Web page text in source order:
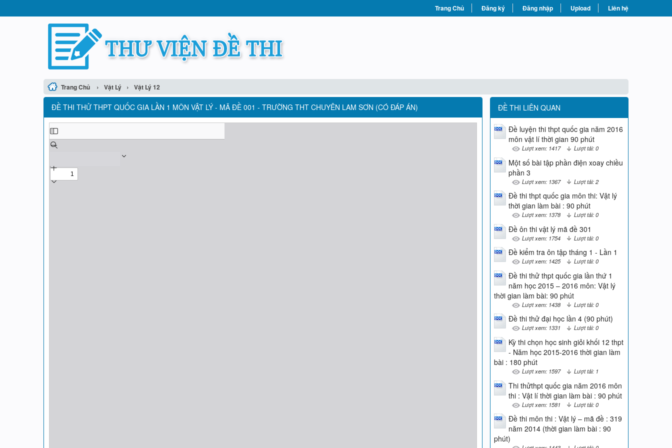
Trang Chủ Đăng ký Đăng nhập Upload Liên hệ
Trang Chủ › Vật Lý › Vật Lý 12
ĐỀ THI THỬ THPT QUỐC GIA LẦN 1 MÔN VẬT LÝ - MÃ ĐỀ 001 - TRƯỜNG THT CHUYÊN LAM SƠN (CÓ ĐÁP ÁN) ĐỀ THI LIÊN QUAN
Đề luyện thi thpt quốc gia năm 2016
môn vật lí thời gian 90 phút
Lượt xem: 1417 Lượt tải: 0
Một số bài tập phần điện xoay chiều
phần 3
Lượt xem: 1367 Lượt tải: 2
Đề thi thpt quốc gia môn thi: Vật lý
thời gian làm bài : 90 phút
Lượt xem: 1378 Lượt tải: 0
Đề ôn thi vật lý mã đề 301
Lượt xem: 1754 Lượt tải: 0
Đề kiểm tra ôn tập tháng 1 - Lần 1
Lượt xem: 1425 Lượt tải: 0
Đề thi thử thpt quốc gia lần thứ 1
năm học 2015 – 2016 môn: Vật lý
thời gian làm bài: 90 phút
Lượt xem: 1438 Lượt tải: 0
Đề thi thử đại học lần 4 (90 phút)
Lượt xem: 1331 Lượt tải: 0
Kỳ thi chọn học sinh giỏi khối 12 thpt
- Năm học 2015-2016 thời gian làm
bài : 180 phút
Lượt xem: 1597 Lượt tải: 1
Thi thửthpt quốc gia năm 2016 môn
thi : Vật lí thời gian làm bài : 90 phút
Lượt xem: 1581 Lượt tải: 0
Ðề thi môn thi : Vật lý – mã đề : 319
năm 2014 (thời gian làm bài : 90
phút)